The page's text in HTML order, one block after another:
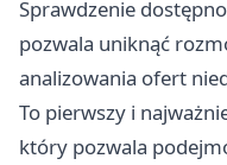
Sprawdzenie
pozwala uniknąć
analizowania ofert
To pierwszy i
który pozwala